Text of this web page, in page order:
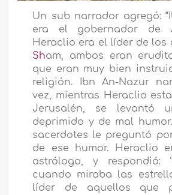
Un sub narrador agregó:
era el gobernador de
Heraclio era el líder de los
Sham, ambos eran
que eran muy bien
religión. Ibn An-Nazur
vez, mientras Heraclio
Jerusalén, se levantó
deprimido y de mal
sacerdotes le preguntó
de ese humor. Heraclio
astrólogo, y respondió:
cuando miraba las
líder de aquellos que